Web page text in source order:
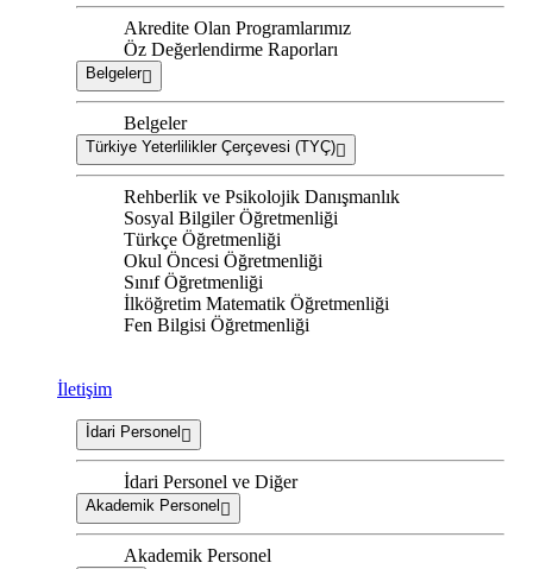
Akredite Olan Programlarımız
Öz Değerlendirme Raporları
Belgeler
Belgeler
Türkiye Yeterlilikler Çerçevesi (TYÇ)
Rehberlik ve Psikolojik Danışmanlık
Sosyal Bilgiler Öğretmenliği
Türkçe Öğretmenliği
Okul Öncesi Öğretmenliği
Sınıf Öğretmenliği
İlköğretim Matematik Öğretmenliği
Fen Bilgisi Öğretmenliği
İletişim
İdari Personel
İdari Personel ve Diğer
Akademik Personel
Akademik Personel